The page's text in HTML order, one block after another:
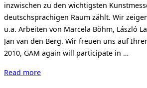
inzwischen zu den wichtigsten
deutschsprachigen Raum zählt. Wir
u.a. Arbeiten von Marcela Böhm, László
Jan van den Berg. Wir freuen uns auf
2010, GAM again will participate in …
Read more“GAM